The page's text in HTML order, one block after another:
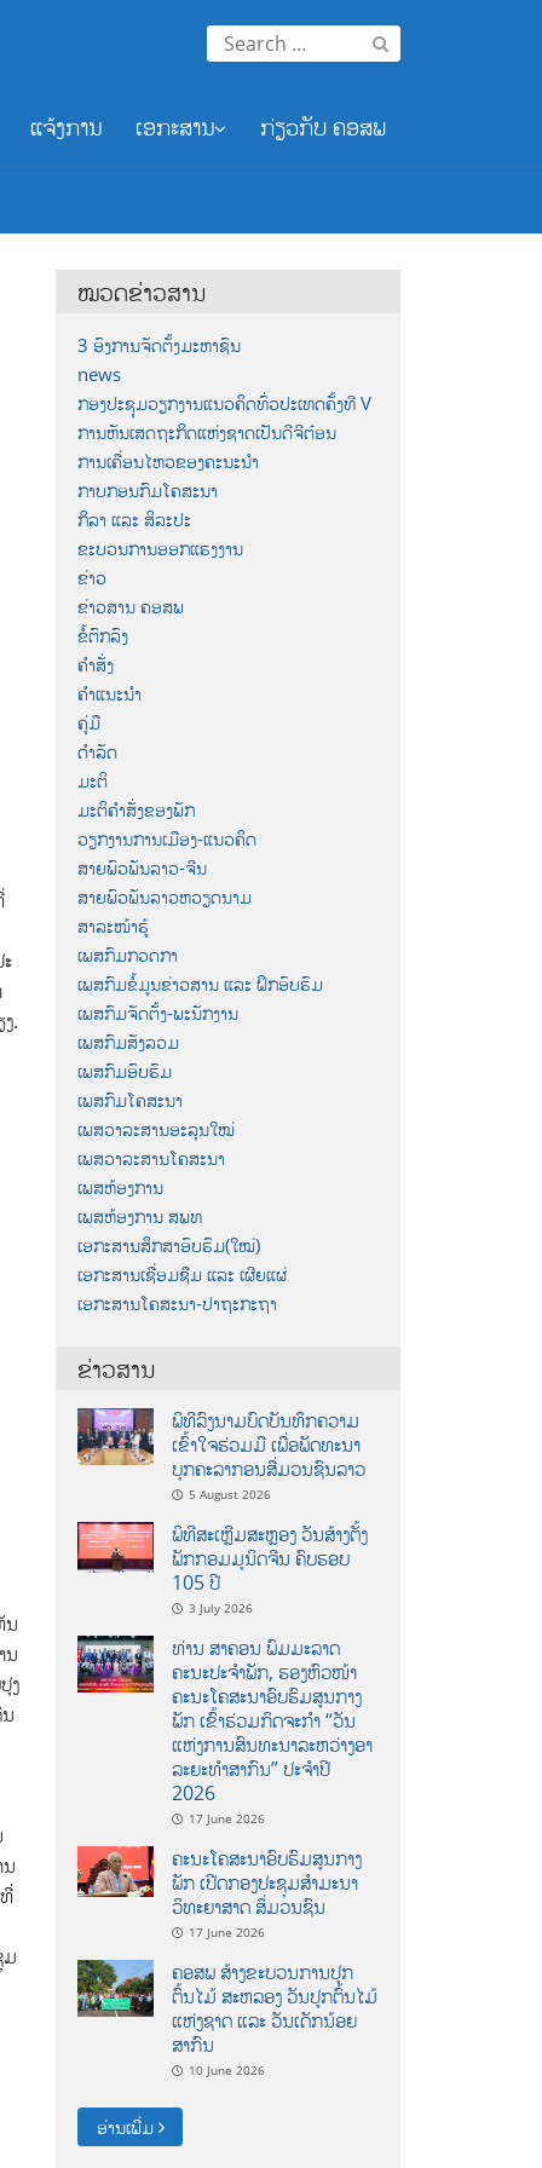
Search
for:
ແຈ້ງການ ເອກະສານ ກ່ຽວກັບ ຄອສພ
.
ນ
ນ
ງ
ມ
ໝວດຂ່າວສານ
3 ອົງການຈັດຕັ້ງມະຫາຊົນ
news
ກອງປະຊຸມວຽກງານແນວຄິດທົ່ວປະເທດຄັ້ງທີ V
ການຫັນເສດຖະກິດແຫ່ງຊາດເປັນດີຈີຕ໋ອນ
ການເຄື່ອນໄຫວຂອງຄະນະນຳ
ກາບກອນກົມໂຄສະນາ
ກິລາ ແລະ ສິລະປະ
ຂະບວນການອອກແຮງງານ
ຂ່າວ
ຂ່າວສານ ຄອສພ
ຂໍ້ຕົກລົງ
ຄຳສັ່ງ
ຄຳແນະນຳ
ຄູ່ມື
ດຳລັດ
ມະຕິ
ມະຕິຄຳສັ່ງຂອງພັກ
ວຽກງານການເມືອງ-ແນວຄິດ
ສາຍພົວພັນລາວ-ຈີນ
ສາຍພົວພັນລາວຫວຽດນາມ
ສາລະໜ້າຮູ້
ເພສກົມກວດກາ
ເພສກົມຂໍ້ມູນຂ່າວສານ ແລະ ຝຶກອົບຮົມ
ເພສກົມຈັດຕັ້ງ-ພະນັກງານ
ເພສກົມສັງລວມ
ເພສກົມອົບຮົມ
ເພສກົມໂຄສະນາ
ເພສວາລະສານອະລຸນໃໝ່
ເພສວາລະສານໂຄສະນາ
ເພສຫ້ອງການ
ເພສຫ້ອງການ ສພທ
ເອກະສານສຶກສາອົບຮົມ(ໃໝ່)
ເອກະສານເຊື່ອມຊືມ ແລະ ເຜີຍແຜ່
ເອກະສານໂຄສະນາ-ປາຖະກະຖາ
ຂ່າວສານ
ພິທີລົງນາມບົດບັນທຶກຄວາມ
ເຂົ້າໃຈຮ່ວມມື ເພື່ອພັດທະນາ
ບຸກຄະລາກອນສື່ມວນຊົນລາວ
5 August 2026
ພິທີສະເຫຼີມສະຫຼອງ ວັນສ້າງຕັ້ງ
ພັກກອມມູນິດຈີນ ຄົບຮອບ
105 ປີ
3 July 2026
ທ່ານ ສາຄອນ ພົມມະລາດ
ຄະນະປະຈໍາພັກ, ຮອງຫົວໜ້າ
ຄະນະໂຄສະນາອົບຮົມສູນກາງ
ພັກ ເຂົ້າຮ່ວມກິດຈະກຳ “ວັນ
ແຫ່ງການສົນທະນາລະຫວ່າງອາ
ລະຍະທຳສາກົນ” ປະຈຳປີ
2026
17 June 2026
ຄະນະໂຄສະນາອົບຮົມສູນກາງ
ພັກ ເປີດກອງປະຊຸມສຳມະນາ
ວິທະຍາສາດ ສຶ່ມວນຊົນ
17 June 2026
ຄອສພ ສ້າງຂະບວນການປູກ
ຕົ້ນໄມ້ ສະຫລອງ ວັນປູກຕົ້ນໄມ້
ແຫ່ງຊາດ ແລະ ວັນເດັກນ້ອຍ
ສາກົນ
10 June 2026
ອ່ານເພີ່ມ